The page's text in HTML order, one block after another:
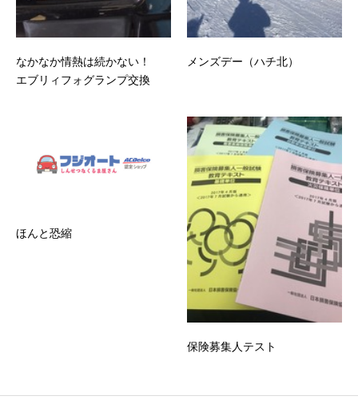
なかなか情熱は続かない！
エブリィフォグランプ交換
メンズデー（ハチ北）
ほんと恐縮
保険募集人テスト